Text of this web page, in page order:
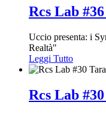
Rcs Lab
Uccio presenta: i
Realtà"
Leggi Tutto
Rcs Lab